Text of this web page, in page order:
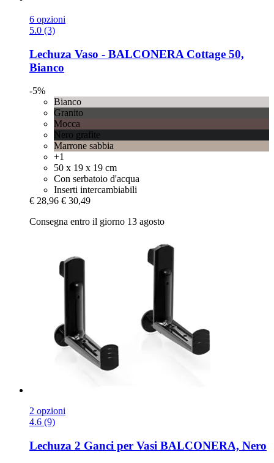
6 opzioni
5.0 (3)
Lechuza Vaso -​ BALCONERA Cottage 50,
Bianco
-5%
Bianco
Granito
Mocca
Nero grafite
Marrone sabbia
+1
50 x 19 x 19 cm
Con serbatoio d'acqua
Inserti intercambiabili
€ 28,96 € 30,49
Consegna entro il giorno 13 agosto
2 opzioni
4.6 (9)
Lechuza 2 Ganci per Vasi BALCONERA, Nero